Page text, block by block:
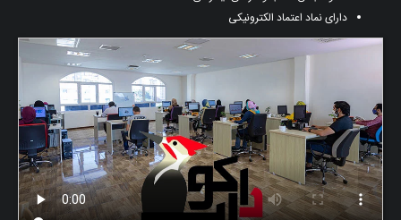
دارای نماد اعتماد الکترونیکی